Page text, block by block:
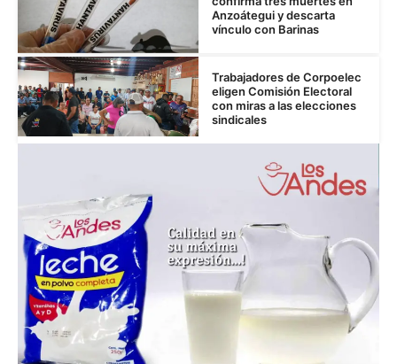
Anzoátegui y descarta
vínculo con Barinas
Trabajadores de Corpoelec
eligen Comisión Electoral
con miras a las elecciones
sindicales